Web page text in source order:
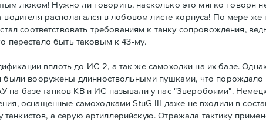
люком! Нужно ли говорить, насколько это мягко говоря
располагался в лобовом листе корпуса! По мере же
соответствовать требованиям к танку сопровождения,
перестало быть таковым к 43-му.
вплоть до ИС-2, а так же самоходки на их базе.
вооружены длинноствольными пушками, что порождало
на базе танков КВ и ИС называли у нас "Зверобоями".
оснащенные самоходками StuG III даже не входили в
а серую артиллерийскую. Отражала тактику